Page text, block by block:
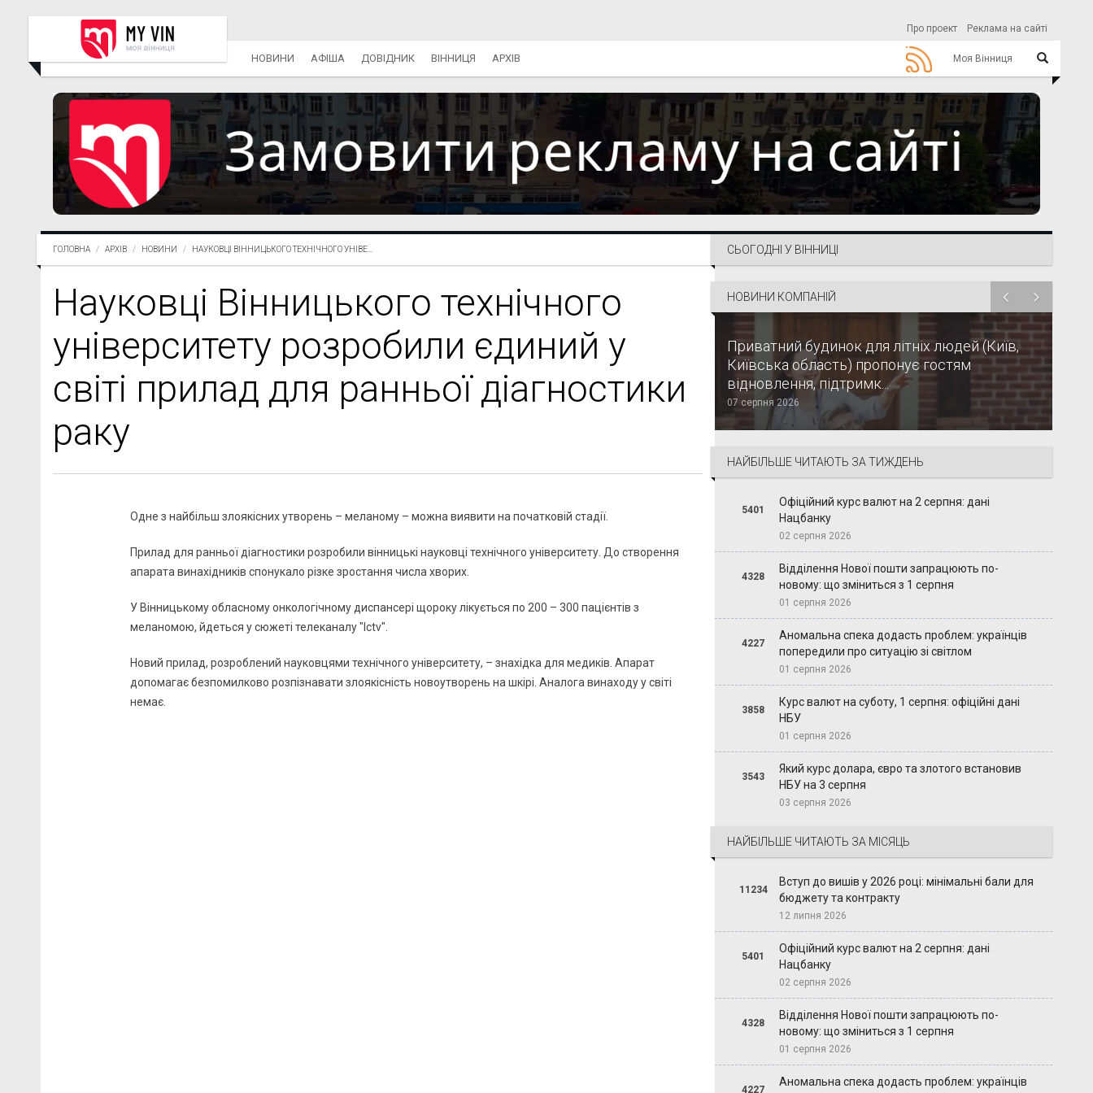
Про проект Реклама на сайті
Моя Вінниця
НОВИНИ АФІША ДОВІДНИК ВІННИЦЯ АРХІВ
ГОЛОВНА АРХІВ НОВИНИ НАУКОВЦІ ВІННИЦЬКОГО ТЕХНІЧНОГО УНІВЕ...
Науковці Вінницького технічного
університету розробили єдиний у
світі прилад для ранньої діагностики
раку
Одне з найбільш злоякісних утворень – меланому – можна виявити на початковій стадії.
Прилад для ранньої діагностики розробили вінницькі науковці технічного університету. До створення
апарата винахідників спонукало різке зростання числа хворих.
У Вінницькому обласному онкологічному диспансері щороку лікується по 200 – 300 пацієнтів з
меланомою, йдеться у сюжеті телеканалу "Ictv".
Новий прилад, розроблений науковцями технічного університету, – знахідка для медиків. Апарат
допомагає безпомилково розпізнавати злоякісність новоутворень на шкірі. Аналога винаходу у світі
немає.
СЬОГОДНІ У ВІННИЦІ
НОВИНИ КОМПАНІЙ
Приватний будинок для літніх людей (Київ,
Київська область) пропонує гостям
відновлення, підтримк...
07 серпня 2026
НАЙБІЛЬШЕ ЧИТАЮТЬ ЗА ТИЖДЕНЬ
5401
Офіційний курс валют на 2 серпня: дані
Нацбанку
02 серпня 2026
4328
Відділення Нової пошти запрацюють по-
новому: що зміниться з 1 серпня
01 серпня 2026
4227
Аномальна спека додасть проблем: українців
попередили про ситуацію зі світлом
01 серпня 2026
3858
Курс валют на суботу, 1 серпня: офіційні дані
НБУ
01 серпня 2026
3543
Який курс долара, євро та злотого встановив
НБУ на 3 серпня
03 серпня 2026
НАЙБІЛЬШЕ ЧИТАЮТЬ ЗА МІСЯЦЬ
11234
Вступ до вишів у 2026 році: мінімальні бали для
бюджету та контракту
12 липня 2026
5401
Офіційний курс валют на 2 серпня: дані
Нацбанку
02 серпня 2026
4328
Відділення Нової пошти запрацюють по-
новому: що зміниться з 1 серпня
01 серпня 2026
4227
Аномальна спека додасть проблем: українців